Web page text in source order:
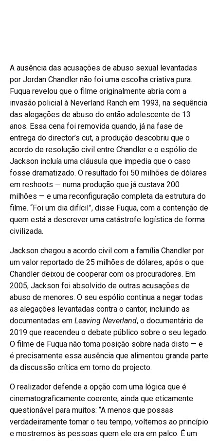
A ausência das acusações de abuso sexual levantadas
por Jordan Chandler não foi uma escolha criativa pura.
Fuqua revelou que o filme originalmente abria com a
invasão policial à Neverland Ranch em 1993, na sequência
das alegações de abuso do então adolescente de 13
anos. Essa cena foi removida quando, já na fase de
entrega do director’s cut, a produção descobriu que o
acordo de resolução civil entre Chandler e o espólio de
Jackson incluía uma cláusula que impedia que o caso
fosse dramatizado. O resultado foi 50 milhões de dólares
em reshoots — numa produção que já custava 200
milhões — e uma reconfiguração completa da estrutura do
filme. “Foi um dia difícil”, disse Fuqua, com a contenção de
quem está a descrever uma catástrofe logística de forma
civilizada.
Jackson chegou a acordo civil com a família Chandler por
um valor reportado de 25 milhões de dólares, após o que
Chandler deixou de cooperar com os procuradores. Em
2005, Jackson foi absolvido de outras acusações de
abuso de menores. O seu espólio continua a negar todas
as alegações levantadas contra o cantor, incluindo as
documentadas em Leaving Neverland, o documentário de
2019 que reacendeu o debate público sobre o seu legado.
O filme de Fuqua não toma posição sobre nada disto — e
é precisamente essa ausência que alimentou grande parte
da discussão crítica em torno do projecto.
O realizador defende a opção com uma lógica que é
cinematograficamente coerente, ainda que eticamente
questionável para muitos: “A menos que possas
verdadeiramente tomar o teu tempo, voltemos ao princípio
e mostremos às pessoas quem ele era em palco. É um